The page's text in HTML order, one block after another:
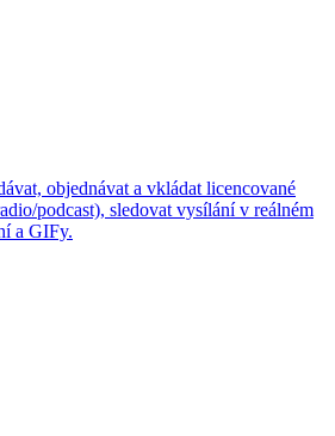
objednávat a vkládat licencované
podcast), sledovat vysílání v reálném
a GIFy.